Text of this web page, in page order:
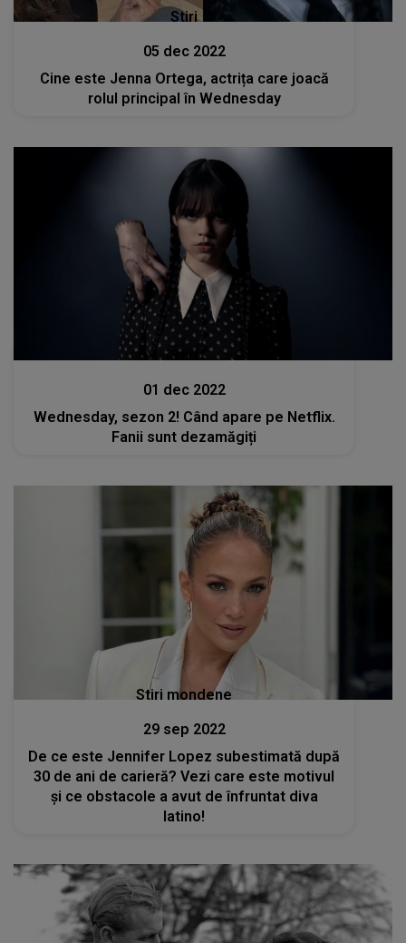
Stiri
05 dec 2022
Cine este Jenna Ortega, actrița care joacă
rolul principal în Wednesday
Stiri
01 dec 2022
Wednesday, sezon 2! Când apare pe Netflix.
Fanii sunt dezamăgiți
Stiri mondene
29 sep 2022
De ce este Jennifer Lopez subestimată după
30 de ani de carieră? Vezi care este motivul
și ce obstacole a avut de înfruntat diva
latino!